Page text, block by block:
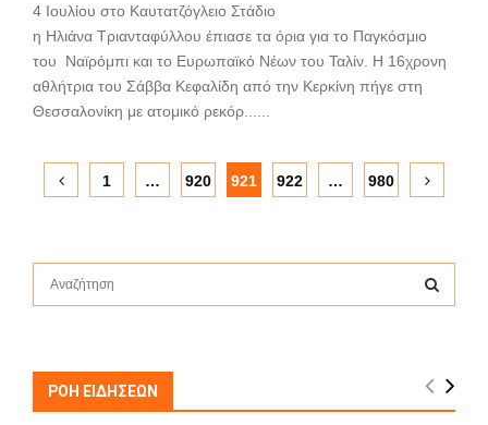
4 Ιουλίου στο Καυτατζόγλειο Στάδιο
η Ηλιάνα Τριανταφύλλου έπιασε τα όρια για το Παγκόσμιο
του Ναϊρόμπι και το Ευρωπαϊκό Νέων του Ταλίν. Η 16χρονη
αθλήτρια του Σάββα Κεφαλίδη από την Κερκίνη πήγε στη
Θεσσαλονίκη με ατομικό ρεκόρ......
Σελιδοποίηση
1 … 920 921 922 … 980
f
A
ΡΟΗ ΕΙΔΗΣΕΩΝ